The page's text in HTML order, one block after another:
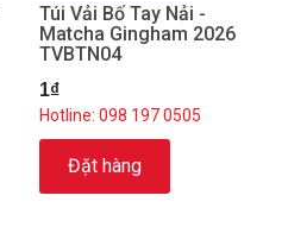
Túi Vải Bố Tay Nải -
Matcha Gingham 2026
TVBTN04
1₫
Hotline: 098 197 0505
Đặt hàng